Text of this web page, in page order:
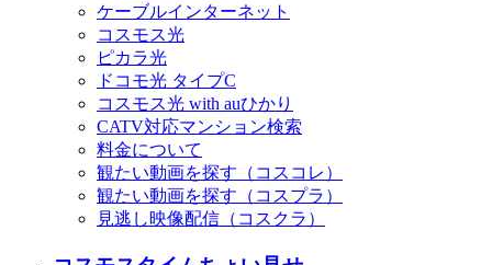
ケーブルインターネット
コスモス光
ピカラ光
ドコモ光 タイプC
コスモス光 with auひかり
CATV対応マンション検索
料金について
観たい動画を探す（コスコレ）
観たい動画を探す（コスプラ）
見逃し映像配信（コスクラ）